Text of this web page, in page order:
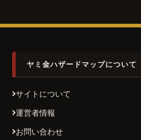
ヤミ金ハザードマップについて
サイトについて
運営者情報
お問い合わせ